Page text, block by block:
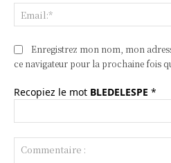
Enregistrez mon nom, mon
ce navigateur pour la prochaine fois
Recopiez le mot BLEDELESPE *